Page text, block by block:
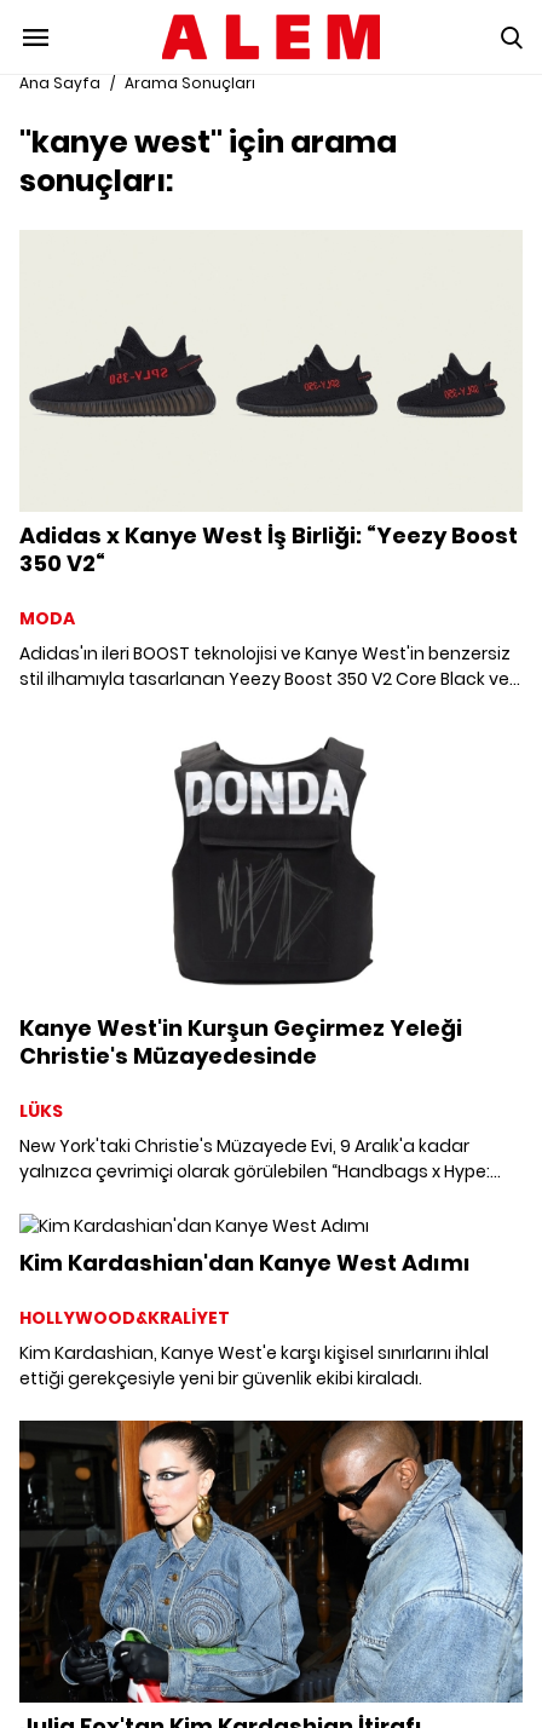
Ana Sayfa / Arama Sonuçları
"kanye west" için arama
sonuçları:
Adidas x Kanye West İş Birliği: “Yeezy Boost
350 V2“
MODA
Adidas'ın ileri BOOST teknolojisi ve Kanye West'in benzersiz
stil ilhamıyla tasarlanan Yeezy Boost 350 V2 Core Black ve
Kanye West'in Kurşun Geçirmez Yeleği
Christie's Müzayedesinde
LÜKS
New York'taki Christie's Müzayede Evi, 9 Aralık'a kadar
yalnızca çevrimiçi olarak görülebilen “Handbags x Hype:
ekleme yaptığını duyurdu. Kanye West imzalı Donda Kurşun
Kim Kardashian'dan Kanye West Adımı
HOLLYWOOD&KRALİYET
Kim Kardashian, Kanye West'e karşı kişisel sınırlarını ihlal
ettiği gerekçesiyle yeni bir güvenlik ekibi kiraladı.